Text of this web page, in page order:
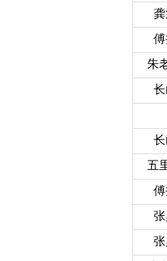
朱
五